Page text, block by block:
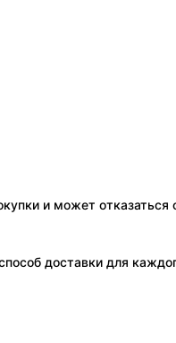
и может отказаться
доставки для